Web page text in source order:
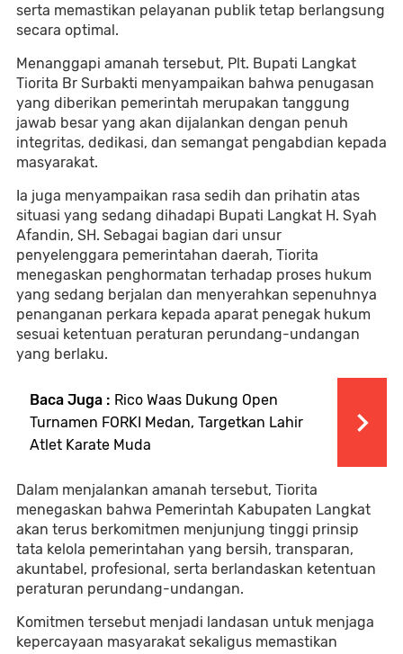
serta memastikan pelayanan publik tetap berlangsung
secara optimal.
Menanggapi amanah tersebut, Plt. Bupati Langkat
Tiorita Br Surbakti menyampaikan bahwa penugasan
yang diberikan pemerintah merupakan tanggung
jawab besar yang akan dijalankan dengan penuh
integritas, dedikasi, dan semangat pengabdian kepada
masyarakat.
Ia juga menyampaikan rasa sedih dan prihatin atas
situasi yang sedang dihadapi Bupati Langkat H. Syah
Afandin, SH. Sebagai bagian dari unsur
penyelenggara pemerintahan daerah, Tiorita
menegaskan penghormatan terhadap proses hukum
yang sedang berjalan dan menyerahkan sepenuhnya
penanganan perkara kepada aparat penegak hukum
sesuai ketentuan peraturan perundang-undangan
yang berlaku.
Baca Juga : Rico Waas Dukung Open
Turnamen FORKI Medan, Targetkan Lahir
Atlet Karate Muda
Dalam menjalankan amanah tersebut, Tiorita
menegaskan bahwa Pemerintah Kabupaten Langkat
akan terus berkomitmen menjunjung tinggi prinsip
tata kelola pemerintahan yang bersih, transparan,
akuntabel, profesional, serta berlandaskan ketentuan
peraturan perundang-undangan.
Komitmen tersebut menjadi landasan untuk menjaga
kepercayaan masyarakat sekaligus memastikan